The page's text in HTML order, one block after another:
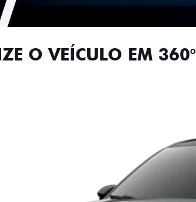
O VEÍCULO EM 360°